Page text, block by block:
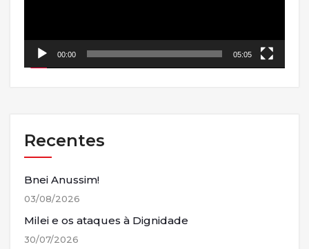
00:00 05:05
Recentes
Bnei Anussim!
03/08/2026
Milei e os ataques à Dignidade
30/07/2026